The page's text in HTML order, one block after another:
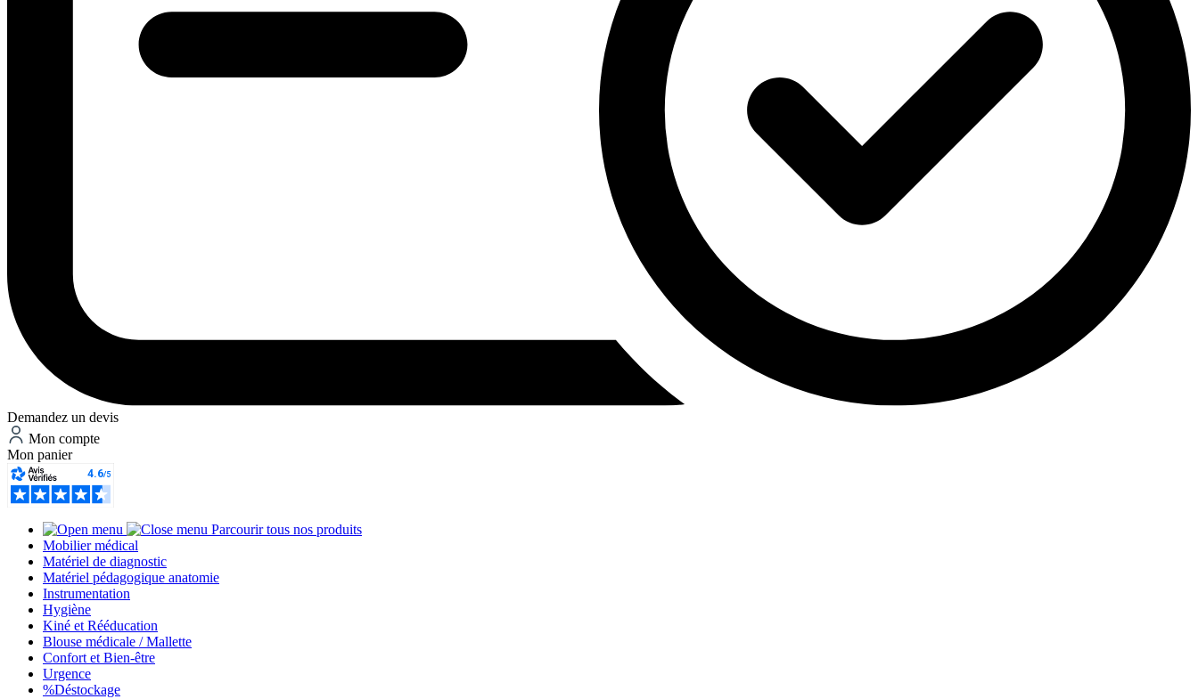
Demandez un devis
Mon compte
Mon panier
Parcourir tous nos produits
Mobilier médical
Matériel de diagnostic
Matériel pédagogique anatomie
Instrumentation
Hygiène
Kiné et Rééducation
Blouse médicale / Mallette
Confort et Bien-être
Urgence
%Déstockage